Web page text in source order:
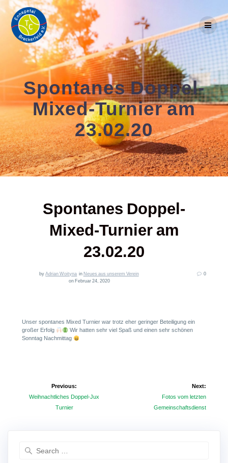
Spontanes Doppel-
Mixed-Turnier am
23.02.20
Spontanes Doppel-
Mixed-Turnier am
23.02.20
byAdrian Woityna inNeues aus unserem Verein
on Februar 24, 2020
0
Unser spontanes Mixed Turnier war trotz eher geringer Beteiligung ein
großer Erfolg
Wir hatten sehr viel Spaß und einen sehr schönen
Sonntag Nachmittag
Beitragsnavigation
Previous:
Previous
Weihnachtliches Doppel-Jux
Turnier
Next:
Next
post:
Fotos vom letzten
Gemeinschaftsdienst